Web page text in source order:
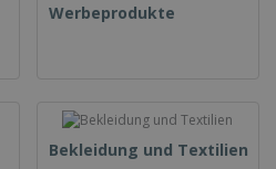
Werbeprodukte
Bekleidung und Textilien